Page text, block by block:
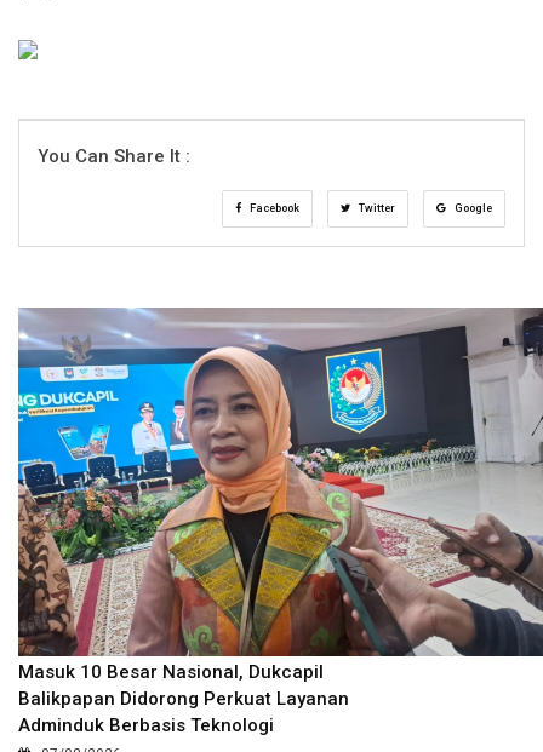
You Can Share It :
Facebook Twitter Google
Masuk 10 Besar Nasional, Dukcapil
Balikpapan Didorong Perkuat Layanan
Adminduk Berbasis Teknologi